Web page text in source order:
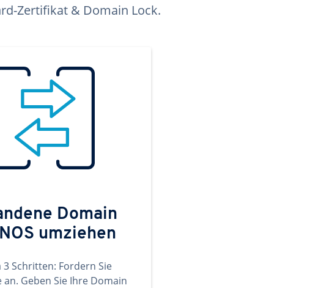
Zertifikat & Domain Lock.
Domain
umziehen
3 Schritten: Fordern Sie
an. Geben Sie Ihre Domain